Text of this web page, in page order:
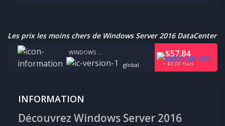
Les prix les moins chers de Windows Server 2016 DataCenter
global
$57.84
+ $0.00 Frais
INFORMATION
Découvrez Windows Server 2016